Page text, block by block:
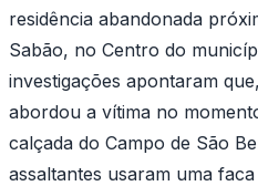
residência abandonada
Sabão, no Centro do
investigações apontaram
abordou a vítima no
calçada do Campo de São
assaltantes usaram uma